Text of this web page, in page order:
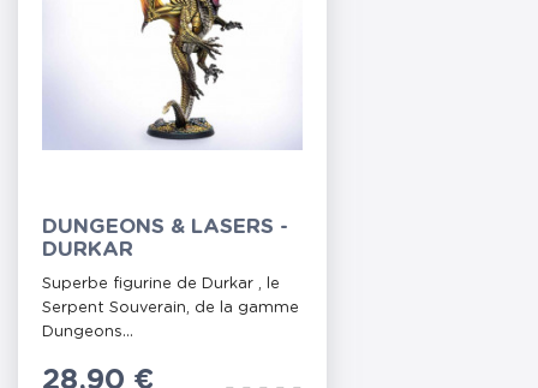
DUNGEONS & LASERS -
DURKAR
Superbe figurine de Durkar , le
Serpent Souverain, de la gamme
Dungeons...
Prix
28,90 €